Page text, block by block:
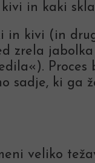
kivi in kaki
in kivi (in
zrela
sadje, ki ga
veliko